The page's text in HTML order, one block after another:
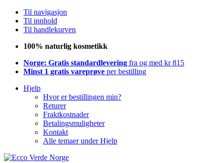
Til navigasjon
Til innhold
Til handlekurven
100% naturlig kosmetikk
Norge: Gratis standardlevering fra og med kr 815
Minst 1 gratis vareprøve per bestilling
Hjelp
Hvor er bestillingen min?
Returer
Fraktkostnader
Betalingsmuligheter
Kontakt
Alle temaer under Hjelp